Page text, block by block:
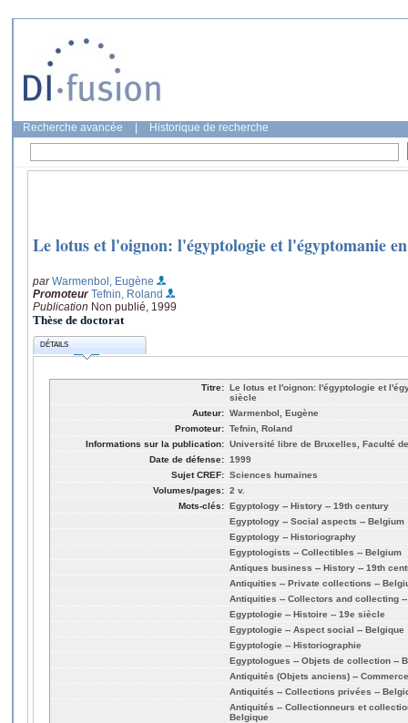
Recherche avancée Historique de recherche
Le lotus et l'oignon: l'égyptologie et l'égyptomanie
parWarmenbol, Eugène
Promoteur Tefnin, Roland
Publication Non publié, 1999
Thèse de doctorat
DÉTAILS
Titre: Le lotus et l'oignon: l'égyptologie et
siècle
Auteur: Warmenbol, Eugène
Promoteur: Tefnin, Roland
Informations sur la publication: Université libre de Bruxelles, Faculté
Date de défense: 1999
Sujet CREF: Sciences humaines
Volumes/pages: 2 v.
Mots-clés: Egyptology -- History -- 19th century
Egyptology -- Social aspects -- Belgium
Egyptology -- Historiography
Egyptologists -- Collectibles -- Belgium
Antiques business -- History -- 19th
Antiquities -- Private collections --
Antiquities -- Collectors and collecting
Egyptologie -- Histoire -- 19e siècle
Egyptologie -- Aspect social -- Belgique
Egyptologie -- Historiographie
Egyptologues -- Objets de collection --
Antiquités (Objets anciens) --
Antiquités -- Collections privées --
Antiquités -- Collectionneurs et
Belgique